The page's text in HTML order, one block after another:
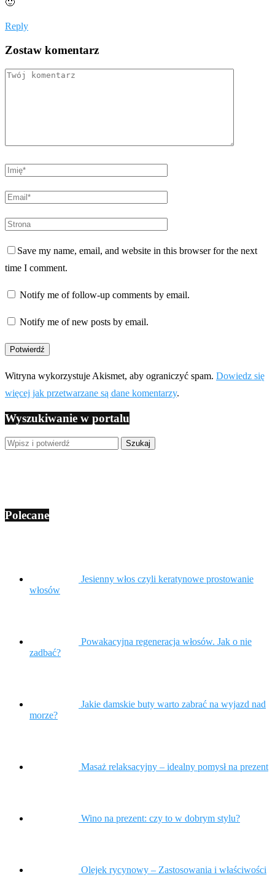
🙂
Reply
Zostaw komentarz
Save my name, email, and website in this browser for the next
time I comment.
Notify me of follow-up comments by email.
Notify me of new posts by email.
Witryna wykorzystuje Akismet, aby ograniczyć spam. Dowiedz się
więcej jak przetwarzane są dane komentarzy.
Wyszukiwanie w portalu
Polecane
Jesienny włos czyli keratynowe prostowanie
włosów
Powakacyjna regeneracja włosów. Jak o nie
zadbać?
Jakie damskie buty warto zabrać na wyjazd nad
morze?
Masaż relaksacyjny – idealny pomysł na prezent
Wino na prezent: czy to w dobrym stylu?
Olejek rycynowy – Zastosowania i właściwości